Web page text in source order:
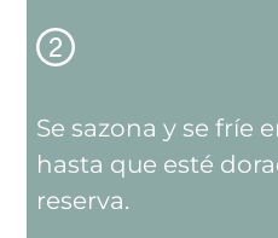
Se sazona y se fríe
hasta que esté
reserva.